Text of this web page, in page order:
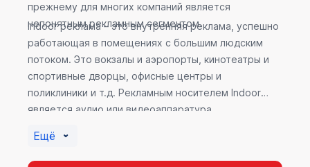
прежнему для многих компаний является
непонятным рекламным сегментом.
Indoor реклама – это внутренняя реклама, успешно
работающая в помещениях с большим людским
потоком. Это вокзалы и аэропорты, кинотеатры и
спортивные дворцы, офисные центры и
поликлиники и т.д. Рекламным носителем Indoor
является аудио или видеоаппаратура,
эффективность приносит такой вид рекламы в
местах продаж, поскольку воздействие на
Ещё